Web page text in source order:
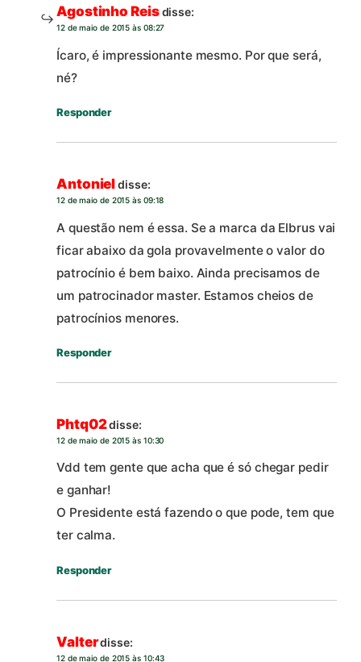
Agostinho Reisdisse:
12 de maio de 2015 às 08:27
Ícaro, é impressionante mesmo. Por que será,
né?
Responder
Antonieldisse:
12 de maio de 2015 às 09:18
A questão nem é essa. Se a marca da Elbrus vai
ficar abaixo da gola provavelmente o valor do
patrocínio é bem baixo. Ainda precisamos de
um patrocinador master. Estamos cheios de
patrocínios menores.
Responder
Phtq02disse:
12 de maio de 2015 às 10:30
Vdd tem gente que acha que é só chegar pedir
e ganhar!
O Presidente está fazendo o que pode, tem que
ter calma.
Responder
Valterdisse:
12 de maio de 2015 às 10:43